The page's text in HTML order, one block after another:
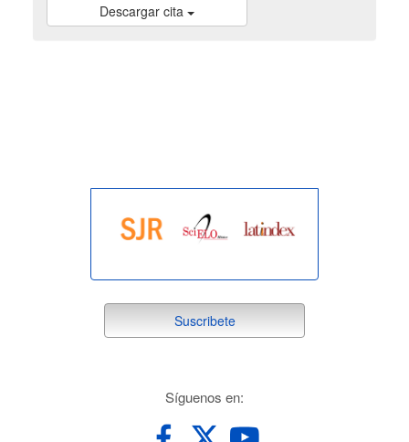
Descargar cita
suscribete
Suscribete
Síguenos en: